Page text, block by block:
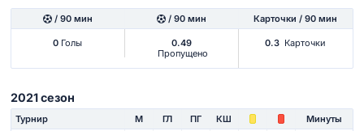
/ 90 мин / 90 мин Карточки / 90 мин
0 Голы
0.49
Пропущено
0.3 Карточки
2021 сезон
Турнир М ГЛ ПГ КШ Минуты